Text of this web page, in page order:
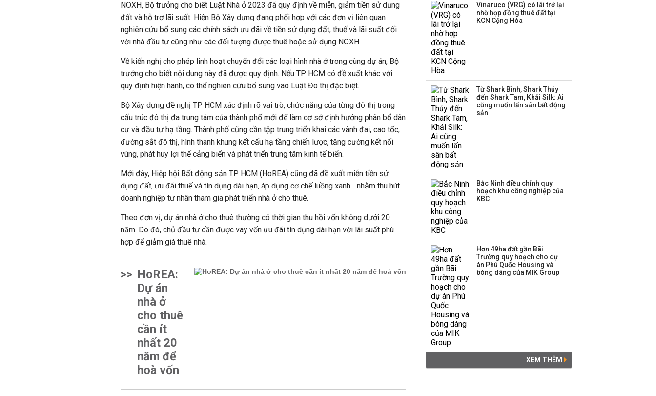
NOXH, Bộ trưởng cho biết Luật Nhà ở 2023 đã quy định về miễn, giảm tiền sử dụng
đất và hỗ trợ lãi suất. Hiện Bộ Xây dựng đang phối hợp với các đơn vị liên quan
nghiên cứu bổ sung các chính sách ưu đãi về tiền sử dụng đất, thuế và lãi suất đối
với nhà đầu tư cũng như các đối tượng được thuê hoặc sử dụng NOXH.
Về kiến nghị cho phép linh hoạt chuyển đổi các loại hình nhà ở trong cùng dự án, Bộ
trưởng cho biết nội dung này đã được quy định. Nếu TP HCM có đề xuất khác với
quy định hiện hành, có thể nghiên cứu bổ sung vào Luật Đô thị đặc biệt.
Bộ Xây dựng đề nghị TP HCM xác định rõ vai trò, chức năng của từng đô thị trong
cấu trúc đô thị đa trung tâm của thành phố mới để làm cơ sở định hướng phân bổ dân
cư và đầu tư hạ tầng. Thành phố cũng cần tập trung triển khai các vành đai, cao tốc,
đường sắt đô thị, hình thành khung kết cấu hạ tầng chiến lược, tăng cường kết nối
vùng, phát huy lợi thế cảng biển và phát triển trung tâm kinh tế biển.
Mới đây, Hiệp hội Bất động sản TP HCM (HoREA) cũng đã đề xuất miễn tiền sử
dụng đất, ưu đãi thuế và tín dụng dài hạn, áp dụng cơ chế luồng xanh... nhằm thu hút
doanh nghiệp tư nhân tham gia phát triển nhà ở cho thuê.
Theo đơn vị, dự án nhà ở cho thuê thường có thời gian thu hồi vốn không dưới 20
năm. Do đó, chủ đầu tư cần được vay vốn ưu đãi tín dụng dài hạn với lãi suất phù
hợp để giảm giá thuê nhà.
>> HoREA:
Dự án
nhà ở
cho thuê
cần ít
nhất 20
năm để
hoà vốn
tịch ở tuổi 27
Việt Nam muốn phát
triển quỹ hưu trí: Từ tiết
kiệm gia đình thành
Vinaruco (VRG) có lãi trở lại
nhờ hợp đồng thuê đất tại
KCN Cộng Hòa
Từ Shark Bình, Shark Thủy
đến Shark Tam, Khải Silk: Ai
cũng muốn lấn sân bất động
sản
Bắc Ninh điều chỉnh quy
hoạch khu công nghiệp của
KBC
Hơn 49ha đất gần Bãi
Trường quy hoạch cho dự
án Phú Quốc Housing và
bóng dáng của MIK Group
XEM THÊM